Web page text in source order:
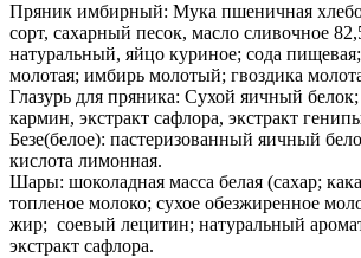
Пряник имбирный: Мука пшеничная
сорт, сахарный песок, масло сливочное
натуральный, яйцо куриное; сода
молотая; имбирь молотый; гвоздика
Глазурь для пряника: Сухой яичный
кармин, экстракт сафлора, экстракт
Безе(белое): пастеризованный яичный
кислота лимонная.
Шары: шоколадная масса белая (сахар;
топленое молоко; сухое обезжиренное
жир; соевый лецитин; натуральный
экстракт сафлора.